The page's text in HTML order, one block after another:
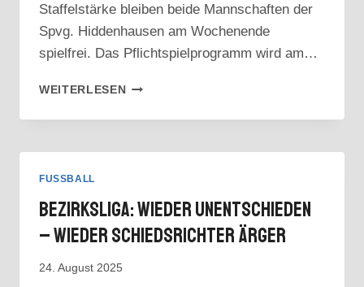
Staffelstärke bleiben beide Mannschaften der
Spvg. Hiddenhausen am Wochenende
spielfrei. Das Pflichtspielprogramm wird am…
WEITERLESENSPIELFREI:
PARTIEN
WOCHENENDE
FUSSBALL
Bezirksliga: Wieder Unentschieden
– Wieder Schiedsrichter Ärger
24. August 2025